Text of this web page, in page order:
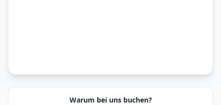
Warum bei uns buchen?